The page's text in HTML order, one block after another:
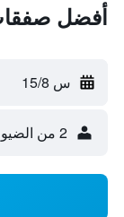
أفضل
س 15/8
2 من الضيوف، غرفة واحدة